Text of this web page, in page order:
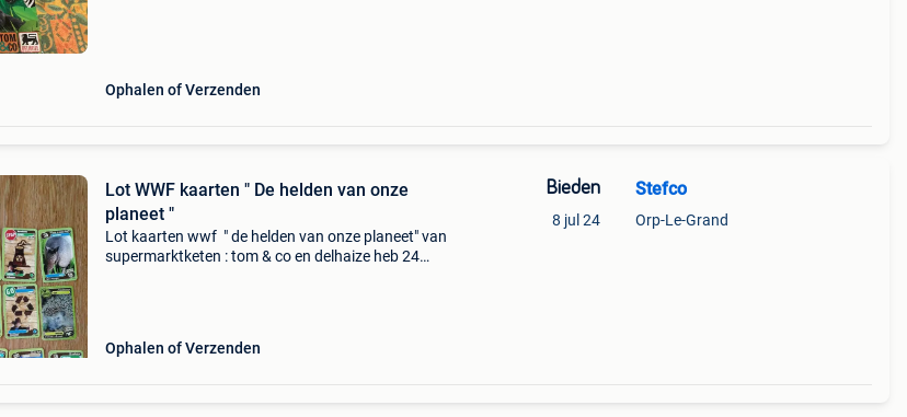
Ophalen of Verzenden
Lot WWF kaarten " De helden van onze
planeet "
Lot kaarten wwf " de helden van onze planeet" van
supermarktketen : tom & co en delhaize heb 24
Ophalen of Verzenden
Bieden
8 jul 24
Stefco
Orp-Le-Grand